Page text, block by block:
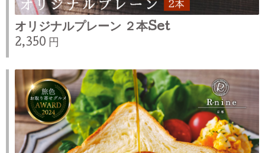
オリジナルプレーン ２本Set
2,350 円